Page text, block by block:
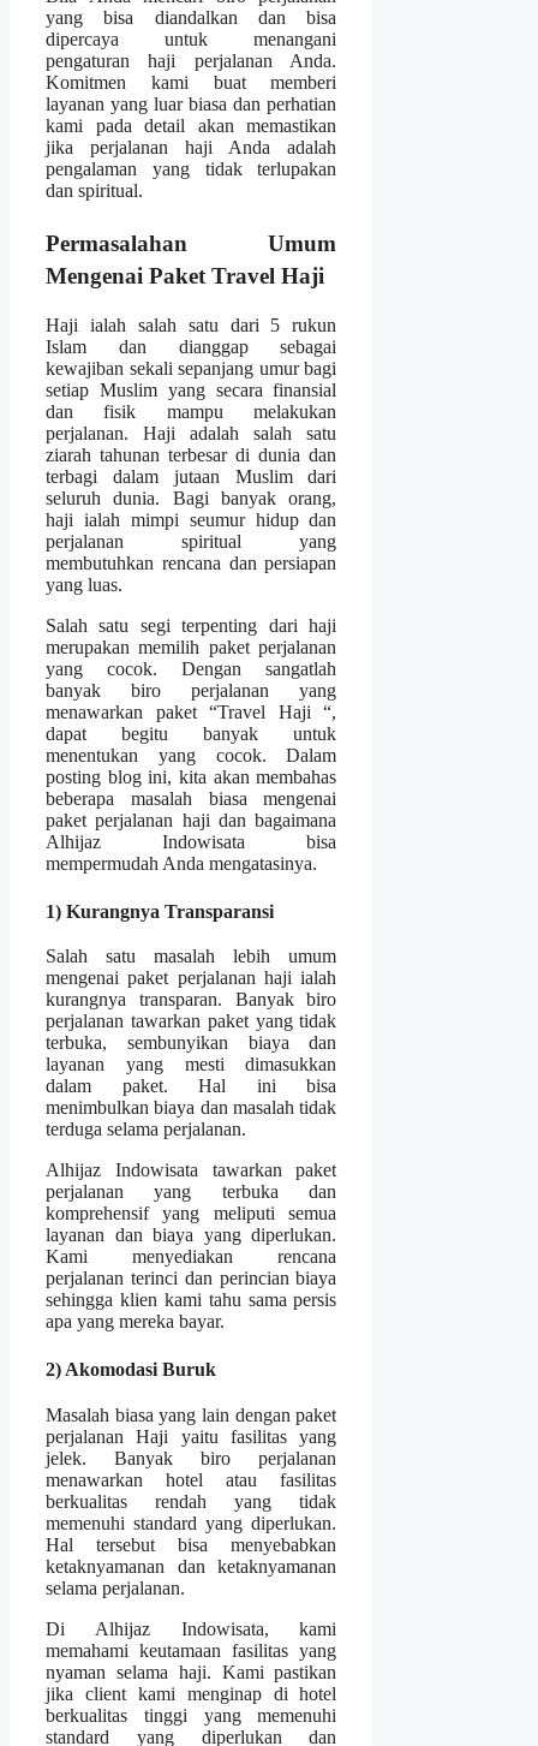
yang bisa diandalkan dan bisa
dipercaya untuk menangani
pengaturan haji perjalanan Anda.
Komitmen kami buat memberi
layanan yang luar biasa dan perhatian
kami pada detail akan memastikan
jika perjalanan haji Anda adalah
pengalaman yang tidak terlupakan
dan spiritual.
Permasalahan Umum
Mengenai Paket Travel Haji
Haji ialah salah satu dari 5 rukun
Islam dan dianggap sebagai
kewajiban sekali sepanjang umur bagi
setiap Muslim yang secara finansial
dan fisik mampu melakukan
perjalanan. Haji adalah salah satu
ziarah tahunan terbesar di dunia dan
terbagi dalam jutaan Muslim dari
seluruh dunia. Bagi banyak orang,
haji ialah mimpi seumur hidup dan
perjalanan spiritual yang
membutuhkan rencana dan persiapan
yang luas.
Salah satu segi terpenting dari haji
merupakan memilih paket perjalanan
yang cocok. Dengan sangatlah
banyak biro perjalanan yang
menawarkan paket “Travel Haji “,
dapat begitu banyak untuk
menentukan yang cocok. Dalam
posting blog ini, kita akan membahas
beberapa masalah biasa mengenai
paket perjalanan haji dan bagaimana
Alhijaz Indowisata bisa
mempermudah Anda mengatasinya.
1) Kurangnya Transparansi
Salah satu masalah lebih umum
mengenai paket perjalanan haji ialah
kurangnya transparan. Banyak biro
perjalanan tawarkan paket yang tidak
terbuka, sembunyikan biaya dan
layanan yang mesti dimasukkan
dalam paket. Hal ini bisa
menimbulkan biaya dan masalah tidak
terduga selama perjalanan.
Alhijaz Indowisata tawarkan paket
perjalanan yang terbuka dan
komprehensif yang meliputi semua
layanan dan biaya yang diperlukan.
Kami menyediakan rencana
perjalanan terinci dan perincian biaya
sehingga klien kami tahu sama persis
apa yang mereka bayar.
2) Akomodasi Buruk
Masalah biasa yang lain dengan paket
perjalanan Haji yaitu fasilitas yang
jelek. Banyak biro perjalanan
menawarkan hotel atau fasilitas
berkualitas rendah yang tidak
memenuhi standard yang diperlukan.
Hal tersebut bisa menyebabkan
ketaknyamanan dan ketaknyamanan
selama perjalanan.
Di Alhijaz Indowisata, kami
memahami keutamaan fasilitas yang
nyaman selama haji. Kami pastikan
jika client kami menginap di hotel
berkualitas tinggi yang memenuhi
standard yang diperlukan dan